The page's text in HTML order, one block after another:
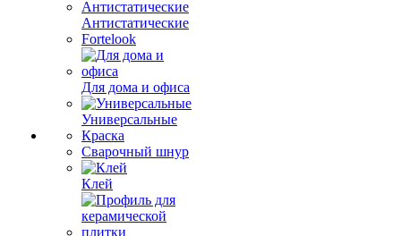
Антистатические
Fortelook
Для дома и офиса
Универсальные
Краска
Сварочный шнур
Клей